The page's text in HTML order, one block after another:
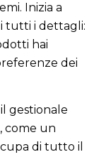
Inizia a
tutti i dettagli:
hai
dei
gestionale
come un
di tutto il